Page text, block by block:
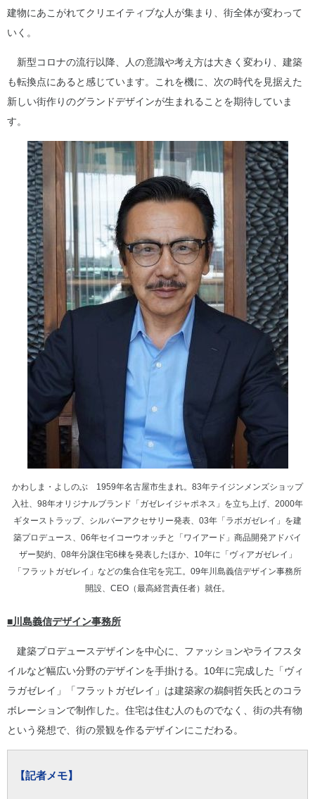
建物にあこがれてクリエイティブな人が集まり、街全体が変わって
いく。
新型コロナの流行以降、人の意識や考え方は大きく変わり、建築
も転換点にあると感じています。これを機に、次の時代を見据えた
新しい街作りのグランドデザインが生まれることを期待していま
す。
かわしま・よしのぶ 1959年名古屋市生まれ。83年テイジンメンズショップ
入社、98年オリジナルブランド「ガゼレイジャポネス」を立ち上げ、2000年
ギターストラップ、シルバーアクセサリー発表、03年「ラボガゼレイ」を建
築プロデュース、06年セイコーウオッチと「ワイアード」商品開発アドバイ
ザー契約、08年分譲住宅6棟を発表したほか、10年に「ヴィアガゼレイ」
「フラットガゼレイ」などの集合住宅を完工。09年川島義信デザイン事務所
開設、CEO（最高経営責任者）就任。
■川島義信デザイン事務所
建築プロデュースデザインを中心に、ファッションやライフスタ
イルなど幅広い分野のデザインを手掛ける。10年に完成した「ヴィ
ラガゼレイ」「フラットガゼレイ」は建築家の鵜飼哲矢氏とのコラ
ボレーションで制作した。住宅は住む人のものでなく、街の共有物
という発想で、街の景観を作るデザインにこだわる。
【記者メモ】